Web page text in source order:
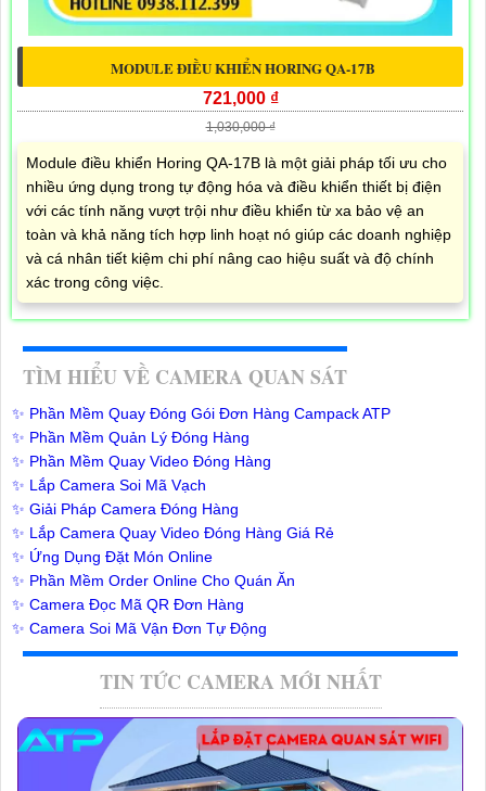
MODULE ĐIỀU KHIỂN HORING QA-17B
721,000 ₫
1,030,000 ₫
Module điều khiển Horing QA-17B là một giải pháp tối ưu cho
nhiều ứng dụng trong tự động hóa và điều khiển thiết bị điện
với các tính năng vượt trội như điều khiển từ xa bảo vệ an
toàn và khả năng tích hợp linh hoạt nó giúp các doanh nghiệp
và cá nhân tiết kiệm chi phí nâng cao hiệu suất và độ chính
xác trong công việc.
TÌM HIỂU VỀ CAMERA QUAN SÁT
✨ Phần Mềm Quay Đóng Gói Đơn Hàng Campack ATP
✨ Phần Mềm Quản Lý Đóng Hàng
✨ Phần Mềm Quay Video Đóng Hàng
✨ Lắp Camera Soi Mã Vạch
✨ Giải Pháp Camera Đóng Hàng
✨ Lắp Camera Quay Video Đóng Hàng Giá Rẻ
✨ Ứng Dụng Đặt Món Online
✨ Phần Mềm Order Online Cho Quán Ăn
✨ Camera Đọc Mã QR Đơn Hàng
✨ Camera Soi Mã Vận Đơn Tự Động
TIN TỨC CAMERA MỚI NHẤT